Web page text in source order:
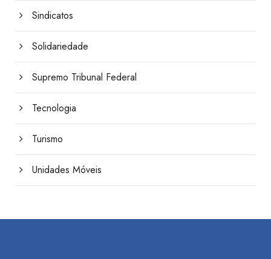
Sindicatos
Solidariedade
Supremo Tribunal Federal
Tecnologia
Turismo
Unidades Móveis